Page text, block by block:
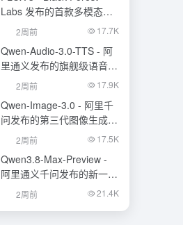
Labs 发布的首款多模态基
础模型
2周前 17.7K
Qwen-Audio-3.0-TTS - 阿
里通义发布的旗舰级语音合
成大模型
2周前 17.9K
Qwen-Image-3.0 - 阿里千
问发布的第三代图像生成基
础模型
2周前 17.5K
Qwen3.8-Max-Preview -
阿里通义千问发布的新一代
旗舰大模型
2周前 21.4K